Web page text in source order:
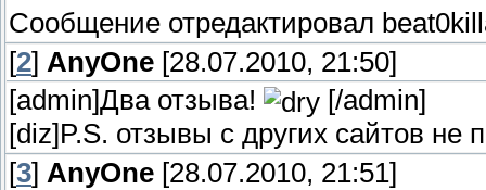
Сообщение отредактировал
[2] AnyOne [28.07.2010, 21:50]
[admin]Два отзыва!
[/admin]
[diz]P.S. отзывы с других сайтов не
[3] AnyOne [28.07.2010, 21:51]